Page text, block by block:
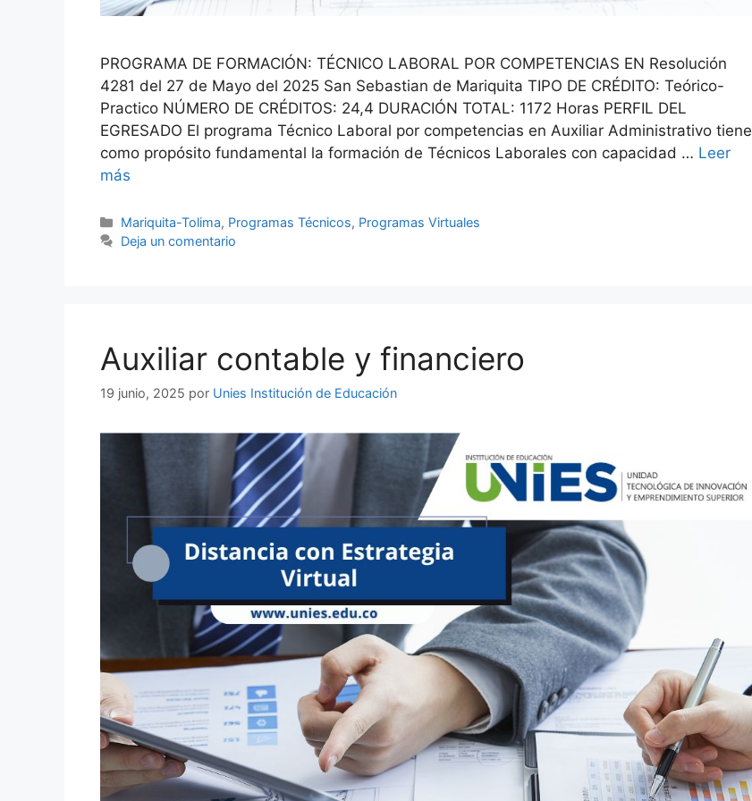
PROGRAMA DE FORMACIÓN: TÉCNICO LABORAL POR COMPETENCIAS EN Resolución
4281 del 27 de Mayo del 2025 San Sebastian de Mariquita TIPO DE CRÉDITO: Teórico-
Practico NÚMERO DE CRÉDITOS: 24,4 DURACIÓN TOTAL: 1172 Horas PERFIL DEL
EGRESADO El programa Técnico Laboral por competencias en Auxiliar Administrativo tiene
como propósito fundamental la formación de Técnicos Laborales con capacidad … Leer
más
Mariquita-Tolima, Programas Técnicos, Programas Virtuales
Deja un comentario
Auxiliar contable y financiero
19 junio, 2025 por Unies Institución de Educación